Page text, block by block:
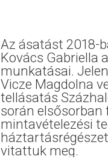
Az ásatást 2018-
Kovács Gabriella
munkatásai.
Vicze Magdolna
tellásatás
során
mintavételezési
vitattuk meg.